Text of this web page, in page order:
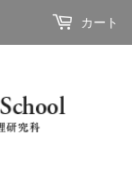
カート